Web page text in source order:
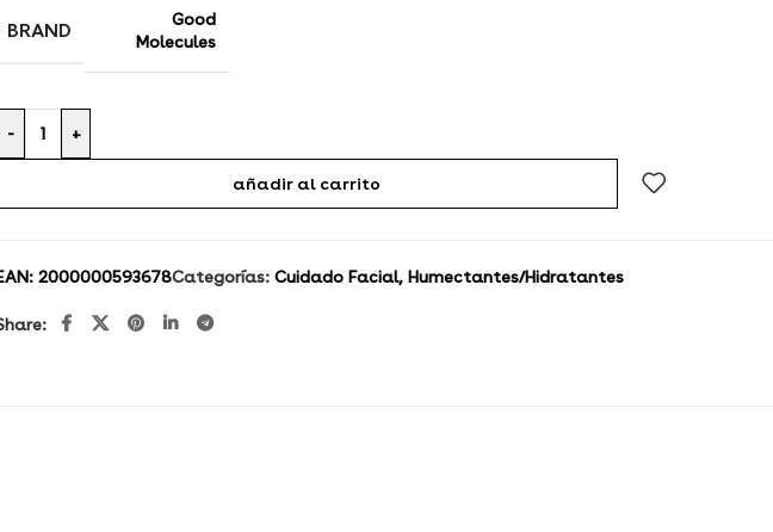
BRAND
Good
Molecules
- +
añadir al carrito
2000000593678Categorías: Cuidado Facial, Humectantes/Hidratantes